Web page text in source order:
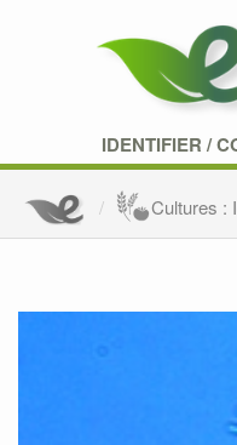
IDENTIFIER /
Cultures :